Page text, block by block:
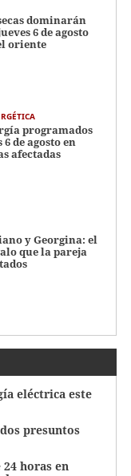
dominarán
6 de agosto
oriente
programados
de agosto en
afectadas
y Georgina: el
que la pareja
eléctrica este
presuntos
horas en